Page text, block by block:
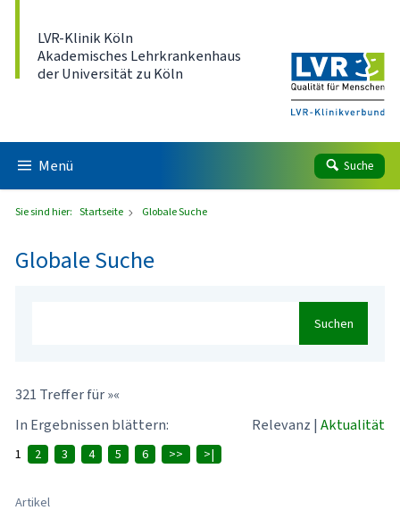
LVR-Klinik Köln
Akademisches Lehrkrankenhaus
der Universität zu Köln
Menü Suche
Sie sind hier: Startseite Globale Suche
Globale Suche
Suchen
321 Treffer für »«
In Ergebnissen blättern:
Relevanz | Aktualität
1 2 3 4 5 6 >> >|
Artikel